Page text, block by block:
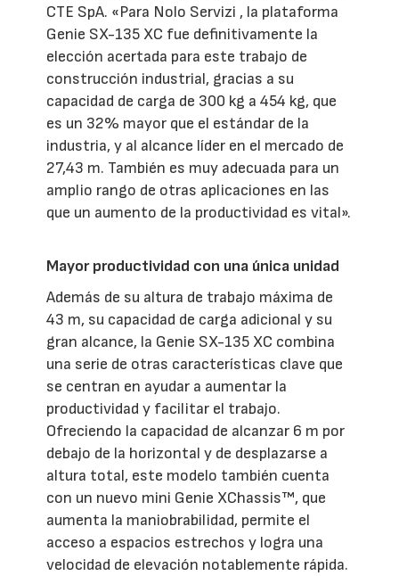
CTE SpA. «Para Nolo Servizi , la plataforma
Genie SX-135 XC fue definitivamente la
elección acertada para este trabajo de
construcción industrial, gracias a su
capacidad de carga de 300 kg a 454 kg, que
es un 32% mayor que el estándar de la
industria, y al alcance líder en el mercado de
27,43 m. También es muy adecuada para un
amplio rango de otras aplicaciones en las
que un aumento de la productividad es vital».
Mayor productividad con una única unidad
Además de su altura de trabajo máxima de
43 m, su capacidad de carga adicional y su
gran alcance, la Genie SX-135 XC combina
una serie de otras características clave que
se centran en ayudar a aumentar la
productividad y facilitar el trabajo.
Ofreciendo la capacidad de alcanzar 6 m por
debajo de la horizontal y de desplazarse a
altura total, este modelo también cuenta
con un nuevo mini Genie XChassis™, que
aumenta la maniobrabilidad, permite el
acceso a espacios estrechos y logra una
velocidad de elevación notablemente rápida.